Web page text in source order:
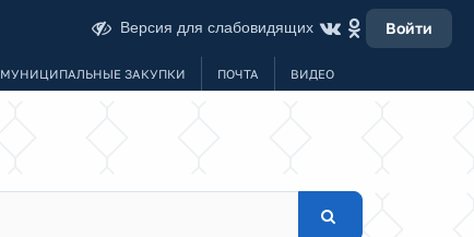
Версия для слабовидящих Войти
МУНИЦИПАЛЬНЫЕ ЗАКУПКИ ПОЧТА ВИДЕО